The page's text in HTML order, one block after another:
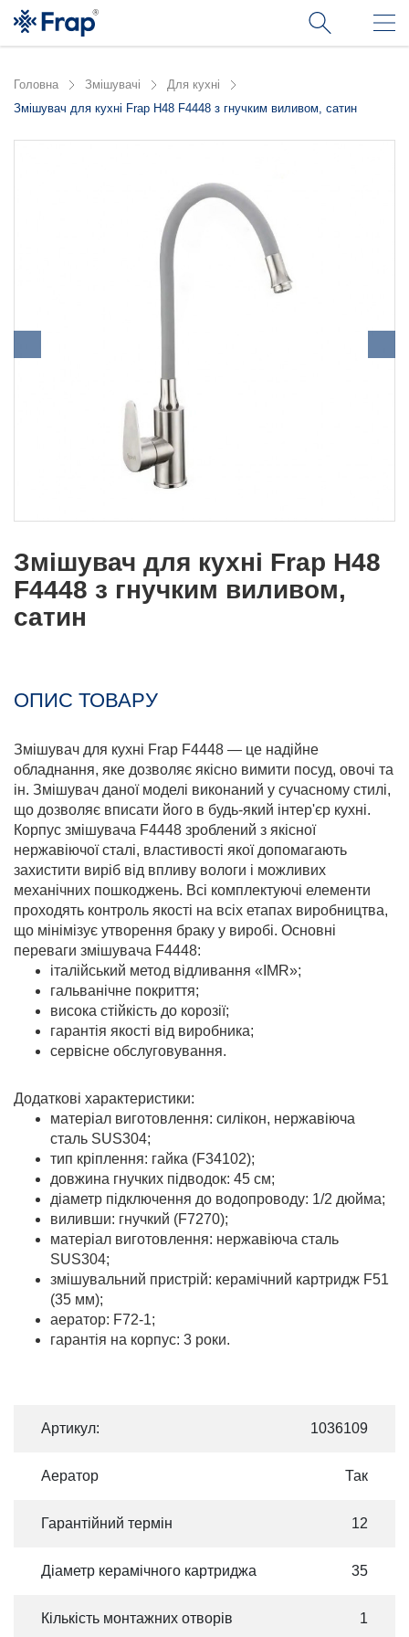
Головна Змішувачі
Для кухні
Змішувач для кухні Frap H48 F4448 з гнучким виливом, сатин
Змішувач для кухні Frap H48
F4448 з гнучким виливом,
сатин
ОПИС ТОВАРУ
Змішувач для кухні Frap F4448 — це надійне
обладнання, яке дозволяє якісно вимити посуд, овочі та
ін. Змішувач даної моделі виконаний у сучасному стилі,
що дозволяє вписати його в будь-який інтер'єр кухні.
Корпус змішувача F4448 зроблений з якісної
нержавіючої сталі, властивості якої допомагають
захистити виріб від впливу вологи і можливих
механічних пошкоджень. Всі комплектуючі елементи
проходять контроль якості на всіх етапах виробництва,
що мінімізує утворення браку у виробі. Основні
переваги змішувача F4448:
італійський метод відливання «IMR»;
гальванічне покриття;
висока стійкість до корозії;
гарантія якості від виробника;
сервісне обслуговування.
Додаткові характеристики:
матеріал виготовлення: силікон, нержавіюча
сталь SUS304;
тип кріплення: гайка (F34102);
довжина гнучких підводок: 45 см;
діаметр підключення до водопроводу: 1/2 дюйма;
виливши: гнучкий (F7270);
матеріал виготовлення: нержавіюча сталь
SUS304;
змішувальний пристрій: керамічний картридж F51
(35 мм);
аератор: F72-1;
гарантія на корпус: 3 роки.
Артикул: 1036109
Аератор Так
Гарантійний термін 12
Діаметр керамічного картриджа 35
Кількість монтажних отворів 1